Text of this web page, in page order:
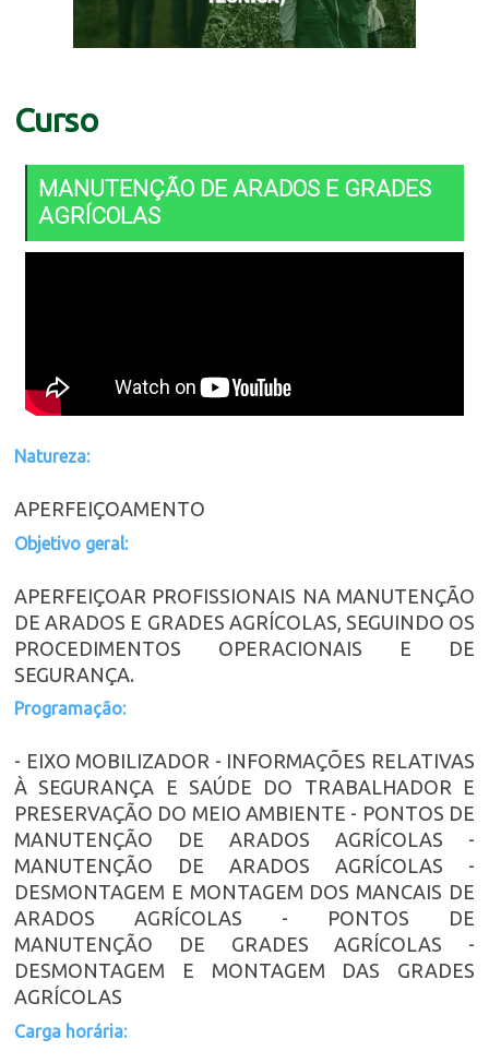
Curso
MANUTENÇÃO DE ARADOS E GRADES
AGRÍCOLAS
Natureza:
APERFEIÇOAMENTO
Objetivo geral:
APERFEIÇOAR PROFISSIONAIS NA MANUTENÇÃO
DE ARADOS E GRADES AGRÍCOLAS, SEGUINDO OS
PROCEDIMENTOS OPERACIONAIS E DE
SEGURANÇA.
Programação:
- EIXO MOBILIZADOR - INFORMAÇÕES RELATIVAS
À SEGURANÇA E SAÚDE DO TRABALHADOR E
PRESERVAÇÃO DO MEIO AMBIENTE - PONTOS DE
MANUTENÇÃO DE ARADOS AGRÍCOLAS -
MANUTENÇÃO DE ARADOS AGRÍCOLAS -
DESMONTAGEM E MONTAGEM DOS MANCAIS DE
ARADOS AGRÍCOLAS - PONTOS DE
MANUTENÇÃO DE GRADES AGRÍCOLAS -
DESMONTAGEM E MONTAGEM DAS GRADES
AGRÍCOLAS
Carga horária: